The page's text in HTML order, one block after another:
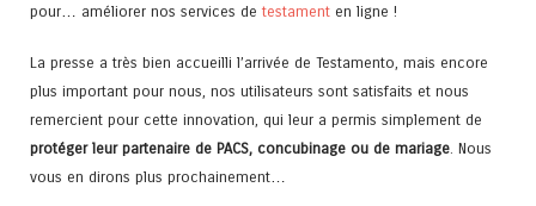
pour… améliorer nos services de testament en ligne !
La presse a très bien accueilli l’arrivée de Testamento, mais encore
plus important pour nous, nos utilisateurs sont satisfaits et nous
remercient pour cette innovation, qui leur a permis simplement de
protéger leur partenaire de PACS, concubinage ou de mariage . Nous
vous en dirons plus prochainement…